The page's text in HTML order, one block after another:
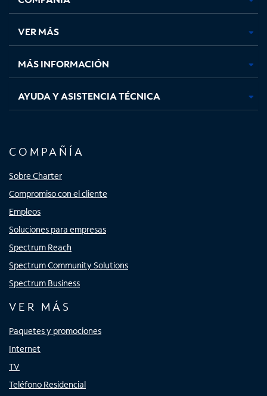
en
pestaña
nueva
en
pestaña
nueva
en
pestaña
nueva
en
nueva
VER MÁS
MÁS INFORMACIÓN
AYUDA Y ASISTENCIA TÉCNICA
COMPAÑÍA
Sobre Charter
Compromiso con el cliente
Empleos
Soluciones para empresas
Spectrum Reach
Spectrum Community Solutions
Spectrum Business
VER MÁS
Paquetes y promociones
Internet
TV
Teléfono Residencial